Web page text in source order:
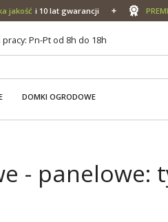
jakość i 10 lat gwarancji
pracy: Pn-Pt od 8h do 18h
DOMKI OGRODOWE
- panelowe: